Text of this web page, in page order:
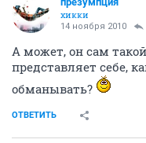
хикки
14 ноября 2010
А может, он сам
представляет себе,
обманывать?
ОТВЕТИТЬ